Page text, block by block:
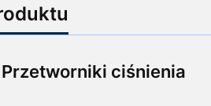
Przetworniki ciśnienia